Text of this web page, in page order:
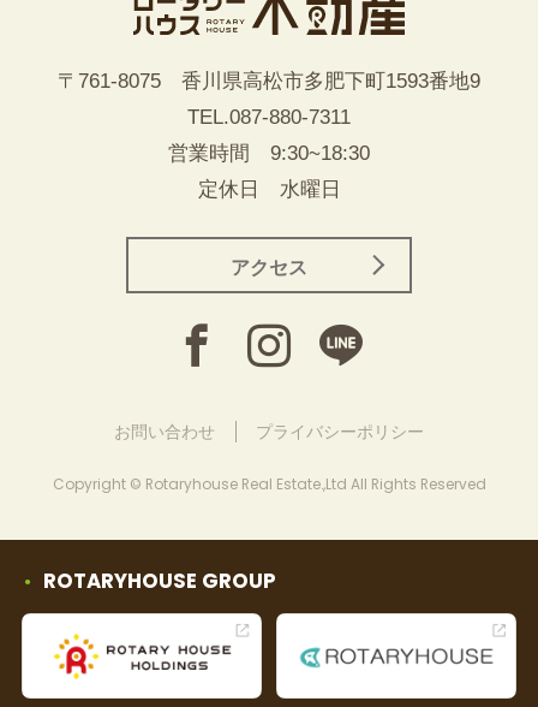
〒761-8075 香川県高松市多肥下町1593番地9
TEL.087-880-7311
営業時間 9:30~18:30
定休日 水曜日
アクセス
お問い合わせ プライバシーポリシー
Copyright © Rotaryhouse Real Estate.,Ltd All Rights Reserved
ROTARYHOUSE GROUP